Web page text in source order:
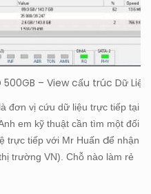
500GB – View cấu trúc Dữ
đơn vị cứu dữ liệu trực tiếp tại
em kỹ thuật cần tìm một đối
trực tiếp với Mr Huấn để nhận
trường VN). Chỗ nào làm rẻ